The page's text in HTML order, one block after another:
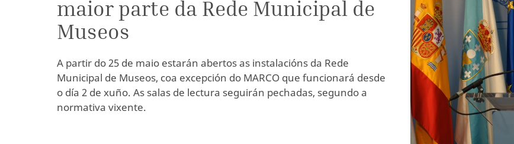
maior parte da Rede Municipal de
Museos
A partir do 25 de maio estarán abertos as instalacións da Rede
Municipal de Museos, coa excepción do MARCO que funcionará desde
o día 2 de xuño. As salas de lectura seguirán pechadas, segundo a
normativa vixente.